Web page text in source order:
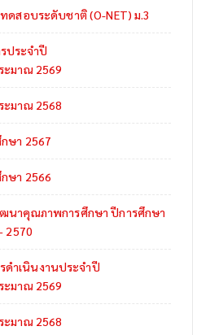
ดสอบระดับชาติ (O-NET) ม.3
ประจำปี
มาณ 2569
มาณ 2568
ษา 2567
ษา 2566
นาคุณภาพการศึกษา ปีการศึกษา
2570
ดำเนินงานประจำปี
มาณ 2569
มาณ 2568